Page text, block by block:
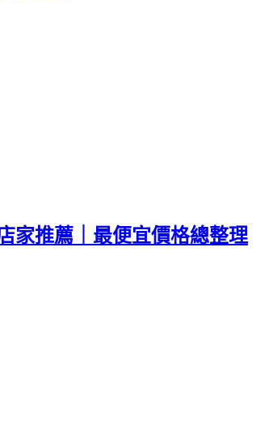
家推薦｜最便宜價格總整理